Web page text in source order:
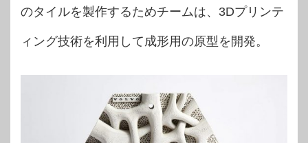
のタイルを製作するためチームは、3Dプリンテ
ィング技術を利用して成形用の原型を開発。